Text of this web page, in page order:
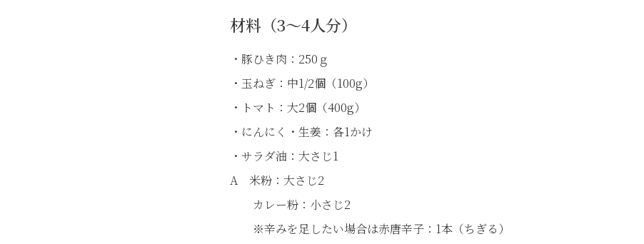
材料（3～4人分）
・豚ひき肉：250ｇ
・玉ねぎ：中1/2個（100g）
・トマト：大2個（400g）
・にんにく・生姜：各1かけ
・サラダ油：大さじ1
A 米粉：大さじ2
カレー粉：小さじ2
※辛みを足したい場合は赤唐辛子：1本（ちぎる）